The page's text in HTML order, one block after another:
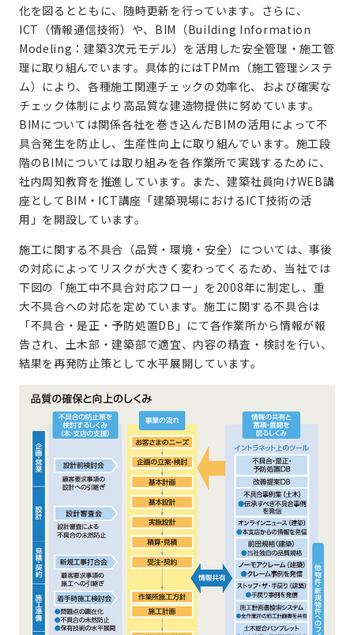
化を図るとともに、随時更新を行っています。さらに、
ICT（情報通信技術）や、BIM（Building Information
Modeling：建築3次元モデル）を活用した安全管理・施工管
理に取り組んでいます。具体的にはTPMm（施工管理システ
ム）により、各種施工関連チェックの効率化、および確実な
チェック体制により高品質な建造物提供に努めています。
BIMについては関係各社を巻き込んだBIMの活用によって不
具合発生を防止し、生産性向上に取り組んでいます。施工段
階のBIMについては取り組みを各作業所で実践するために、
社内周知教育を推進しています。また、建築社員向けWEB講
座としてBIM・ICT講座「建築現場におけるICT技術の活
用」を開設しています。
施工に関する不具合（品質・環境・安全）については、事後
の対応によってリスクが大きく変わってくるため、当社では
下図の「施工中不具合対応フロー」を2008年に制定し、重
大不具合への対応を定めています。施工に関する不具合は
「不具合・是正・予防処置DB」にて各作業所から情報が報
告され、土木部・建築部で適宜、内容の精査・検討を行い、
結果を再発防止策として水平展開しています。